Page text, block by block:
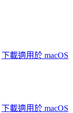
下載適用於 macOS
下載適用於 macOS